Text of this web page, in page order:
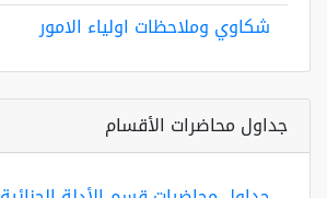
شكاوي وملاحظات اولياء الامور
جداول محاضرات الأقسام